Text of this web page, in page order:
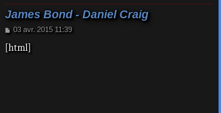
James Bond - Daniel Craig
M
s
03 avr. 2015 11:39
[html]